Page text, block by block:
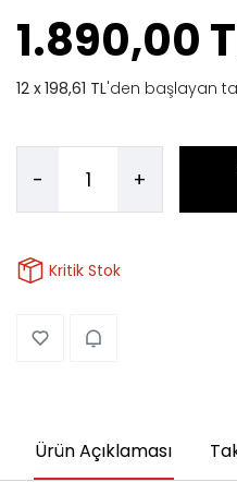
1.890,00
198,61 TL'den başlayan
- +
Kritik Stok
Ürün Açıklaması